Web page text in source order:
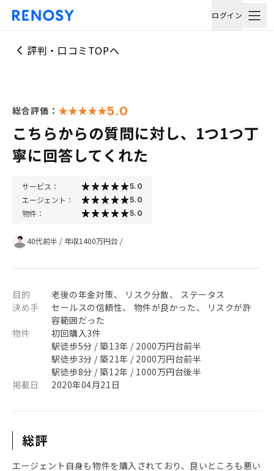
ログイン
評判・口コミTOPへ
総合評価： 5.0
こちらからの質問に対し、1つ1つ丁
寧に回答してくれた
サービス： 5.0
エージェント： 5.0
物件： 5.0
40代前半 / 年収1400万円台 /
目的
老後の年金対策、 リスク分散、 ステータス
決め手
セールスの信頼性、 物件が良かった、 リスクが許
容範囲だった
物件
初回購入3件
駅徒歩5分 / 築13年 / 2000万円台前半
駅徒歩3分 / 築21年 / 2000万円台前半
駅徒歩8分 / 築12年 / 1000万円台後半
掲載日
2020年04月21日
総評
エージェント自身も物件を購入されており、良いところも悪い